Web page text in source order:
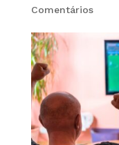
Comentários